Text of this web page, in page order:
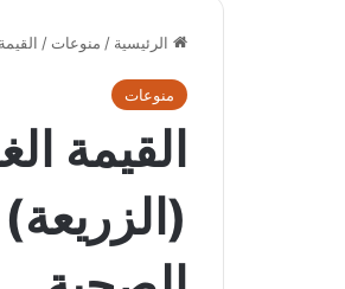
الرئيسية / منوعات /
منوعات
القيمة